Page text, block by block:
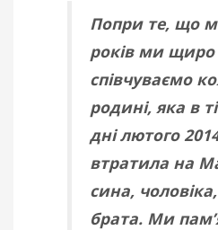
Попри те, що
років ми щиро
співчуваємо
родині, яка в
дні лютого
втратила на
сина,
брата. Ми